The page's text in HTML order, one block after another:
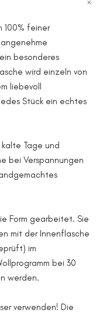
100% feiner
besonderes
wird einzeln von
liebevoll
Stück ein echtes
Tage und
bei Verspannungen
Form gearbeitet. Sie
mit der Innenflasche
im
bei 30
werden.
verwenden! Die